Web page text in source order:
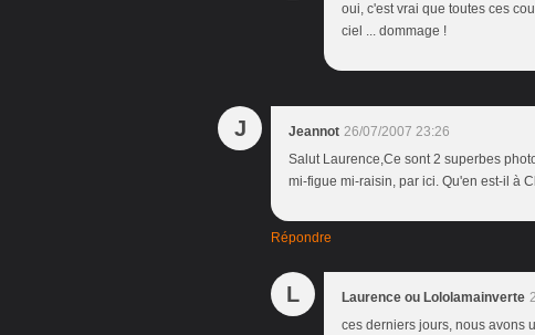
oui, c'est vrai que toutes ces
ciel ... dommage !
J Jeannot 26/07/2007 23:26
Salut Laurence,Ce sont 2 superbes
mi-figue mi-raisin, par ici. Qu'en est-il à
Répondre
L Laurence ou Lololamainverte
ces derniers jours, nous avons